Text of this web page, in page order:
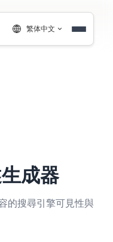
繁体中文
成器
的搜尋引擎可見性與